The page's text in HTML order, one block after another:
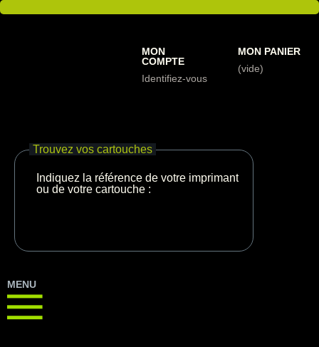
MON
COMPTE
Identifiez-vous
MON PANIER
(vide)
Trouvez vos cartouches
Indiquez la référence de votre imprimante
ou de votre cartouche :
MENU